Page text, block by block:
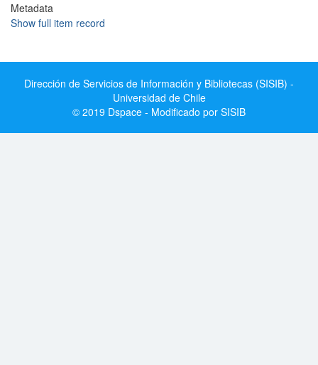
Metadata
Show full item record
Dirección de Servicios de Información y Bibliotecas (SISIB) -
Universidad de Chile
© 2019 Dspace - Modificado por SISIB